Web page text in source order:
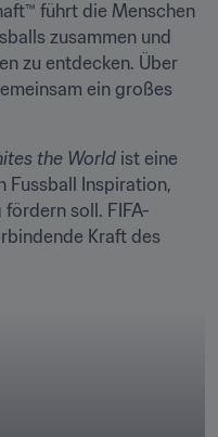
führt die Menschen
zusammen und
zu entdecken. Über
ein großes
the World ist eine
Fussball Inspiration,
soll. FIFA-
Kraft des